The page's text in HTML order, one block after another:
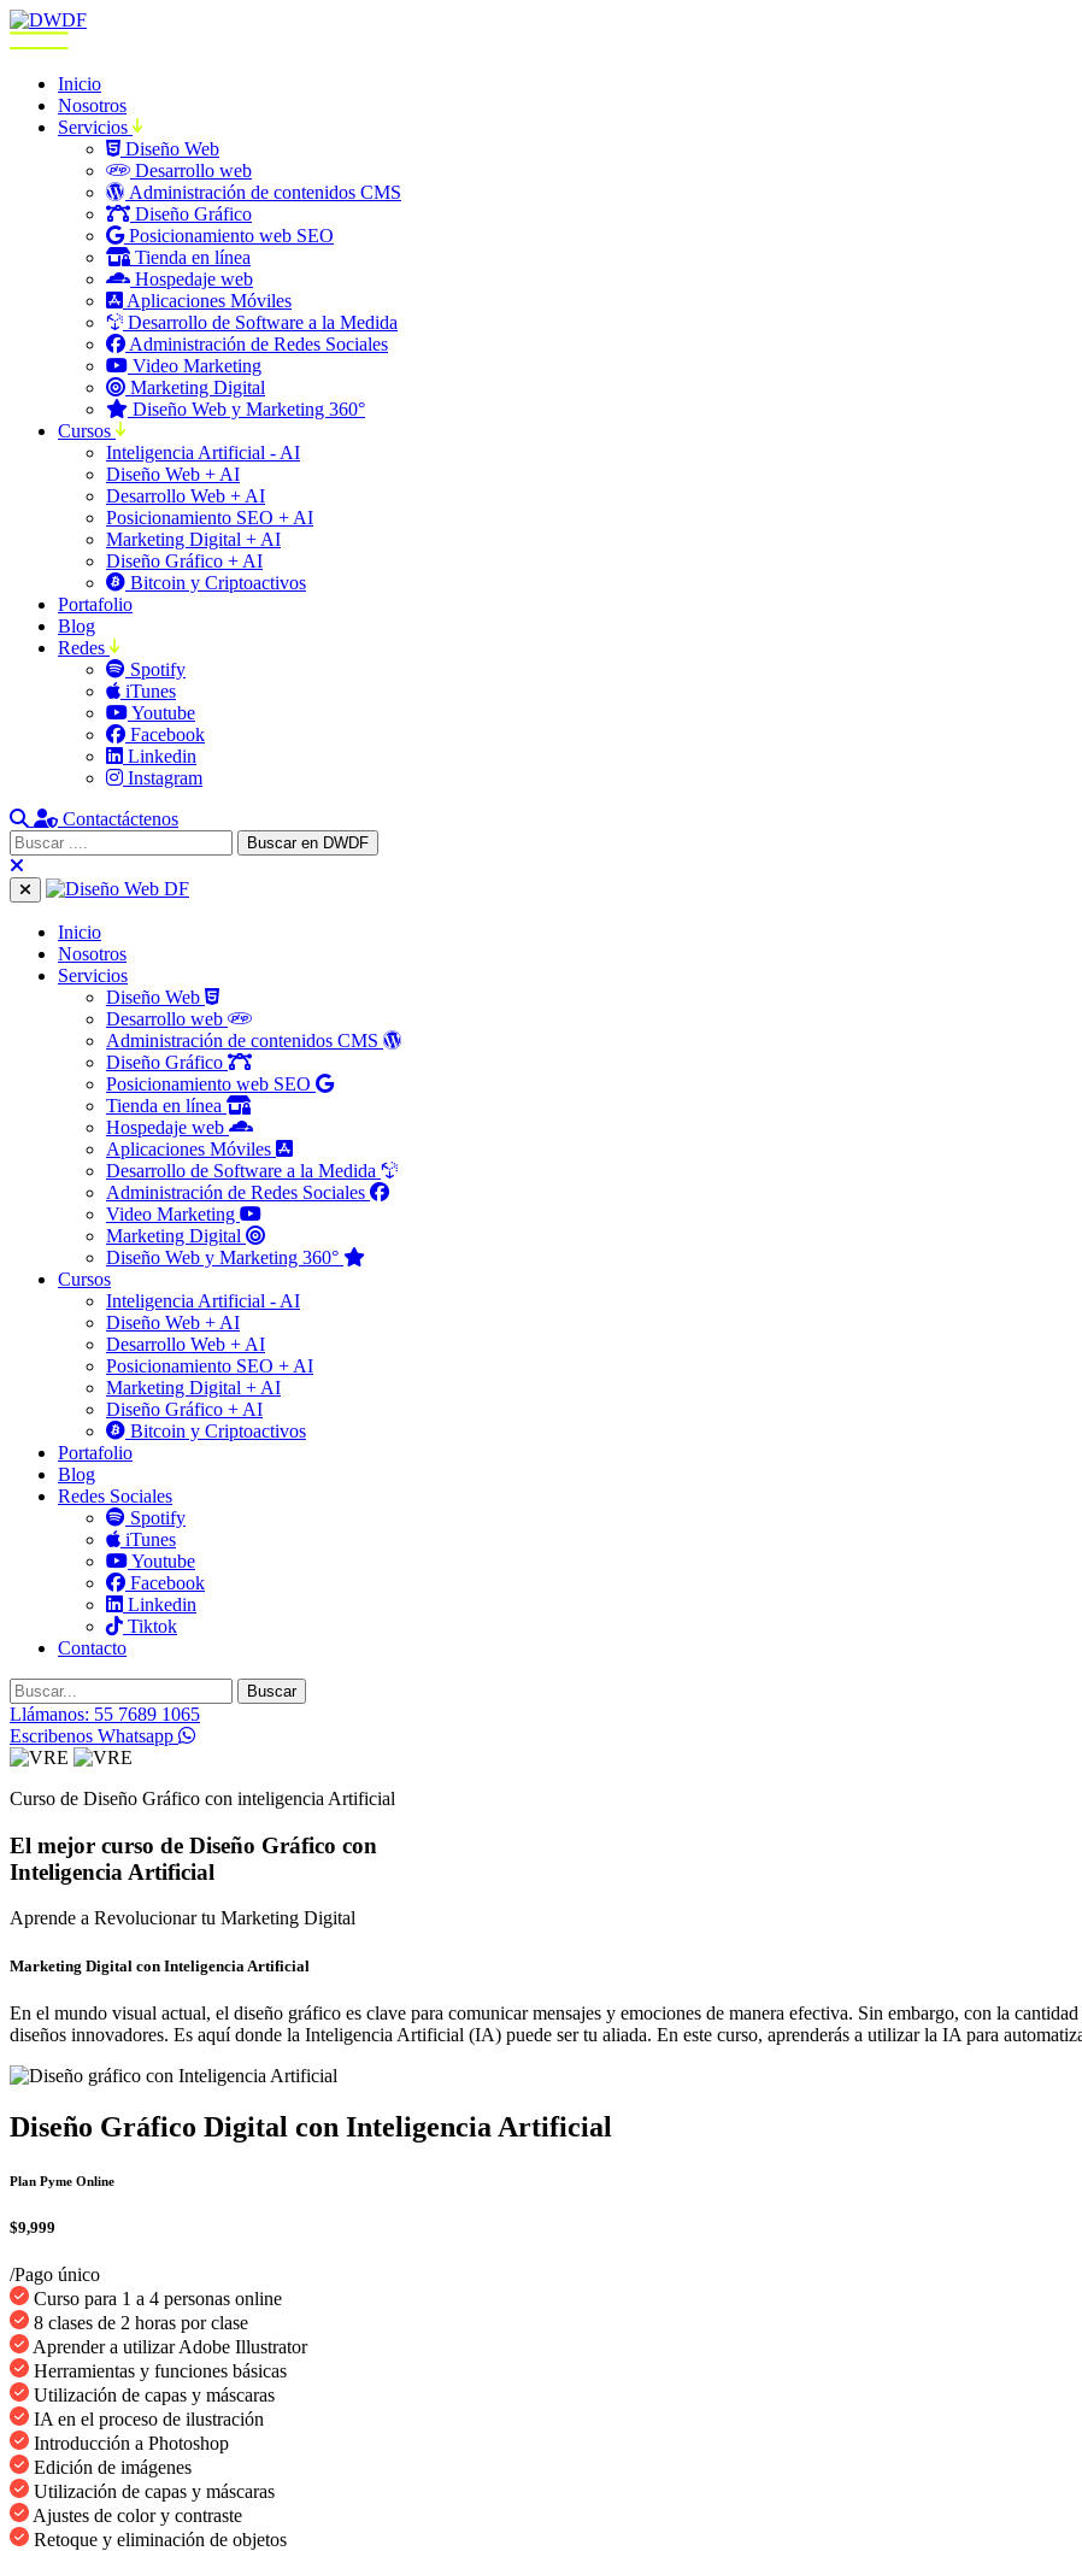
Inicio
Nosotros
Servicios
Diseño Web
Desarrollo web
Administración de contenidos CMS
Diseño Gráfico
Posicionamiento web SEO
Tienda en línea
Hospedaje web
Aplicaciones Móviles
Desarrollo de Software a la Medida
Administración de Redes Sociales
Video Marketing
Marketing Digital
Diseño Web y Marketing 360°
Cursos
Inteligencia Artificial - AI
Diseño Web + AI
Desarrollo Web + AI
Posicionamiento SEO + AI
Marketing Digital + AI
Diseño Gráfico + AI
Bitcoin y Criptoactivos
Portafolio
Blog
Redes
Spotify
iTunes
Youtube
Facebook
Linkedin
Instagram
Contactáctenos
Inicio
Nosotros
Servicios
Diseño Web
Desarrollo web
Administración de contenidos CMS
Diseño Gráfico
Posicionamiento web SEO
Tienda en línea
Hospedaje web
Aplicaciones Móviles
Desarrollo de Software a la Medida
Administración de Redes Sociales
Video Marketing
Marketing Digital
Diseño Web y Marketing 360°
Cursos
Inteligencia Artificial - AI
Diseño Web + AI
Desarrollo Web + AI
Posicionamiento SEO + AI
Marketing Digital + AI
Diseño Gráfico + AI
Bitcoin y Criptoactivos
Portafolio
Blog
Redes Sociales
Spotify
iTunes
Youtube
Facebook
Linkedin
Tiktok
Contacto
Buscar
Llámanos: 55 7689 1065
Escribenos Whatsapp
Curso de Diseño Gráfico con inteligencia Artificial
El mejor curso de Diseño Gráfico con
Inteligencia Artificial
Aprende a Revolucionar tu Marketing Digital
Marketing Digital con Inteligencia Artificial
En el mundo visual actual, el diseño gráfico es clave para comunicar mensajes y emociones de manera efectiva. Sin embargo, con la
diseños innovadores. Es aquí donde la Inteligencia Artificial (IA) puede ser tu aliada. En este curso, aprenderás a utilizar la IA para
Diseño Gráfico Digital con Inteligencia Artificial
Plan Pyme Online
$9,999
/Pago único
Curso para 1 a 4 personas online
8 clases de 2 horas por clase
Aprender a utilizar Adobe Illustrator
Herramientas y funciones básicas
Utilización de capas y máscaras
IA en el proceso de ilustración
Introducción a Photoshop
Edición de imágenes
Utilización de capas y máscaras
Ajustes de color y contraste
Retoque y eliminación de objetos